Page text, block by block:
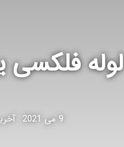
لوله فلکسی
9 می 2021 آخرین